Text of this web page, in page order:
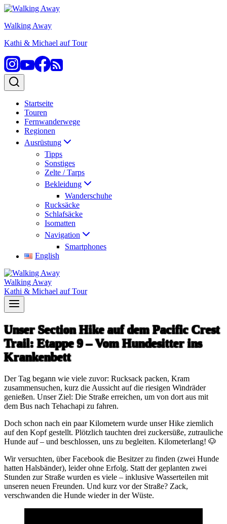
Zum
springen
Walking Away
Kathi & Michael auf Tour
Startseite
Touren
Fernwanderwege
Regionen
Ausrüstung
Tipps
Sonstiges
Zelte / Tarps
Bekleidung
Wanderschuhe
Rucksäcke
Schlafsäcke
Isomatten
Navigation
Smartphones
English
Walking Away
Kathi & Michael auf Tour
Unser Section Hike auf dem Pacific Crest
Trail: Etappe 9 – Vom Hundesitter ins
Krankenbett
Der Tag begann wie viele zuvor: Rucksack packen, Kram
zusammensuchen, kurz die Aussicht auf die riesigen Windräder
genießen. Unser Ziel: Die Straße erreichen, um von dort aus mit
dem Bus nach Tehachapi zu fahren.
Doch schon nach ein paar Kilometern wurde unser Hike ziemlich
auf den Kopf gestellt. Plötzlich tauchten drei zuckersüße, zutrauliche
Hunde auf – und beschlossen, uns zu begleiten. Kilometerlang! 🐶
Wir versuchten, über Facebook die Besitzer zu finden (zwei Hunde
hatten Halsbänder), leider ohne Erfolg. Statt der geplanten zwei
Stunden zur Straße wurden es viele – inklusive Wasserteilen mit
unseren neuen Freunden. Und kurz vor der Straße? Zack,
verschwanden die Hunde wieder in der Wüste.